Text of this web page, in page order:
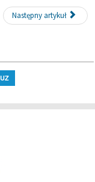
Następny artykuł